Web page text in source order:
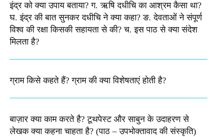
इंद्र को क्या उपाय बताया? ग. ऋषि दधीचि का आश्रम कैसा था?
घ. इंद्र की बात सुनकर दधीचि ने क्या कहा? ङ. देवताओं ने संपूर्ण
विश्व की रक्षा किसकी सहायता से की? च. इस पाठ से क्या संदेश
मिलता है?​
ग्राम किसे कहते हैं? ग्राम की क्या विशेषताएं होती है?​
बाज़ार क्या काम करते है? टूथपेस्ट और साबुन के उदाहरण से
लेखक क्या कहना चाहता है? (पाठ – उपभोक्तावाद की संस्कृति)